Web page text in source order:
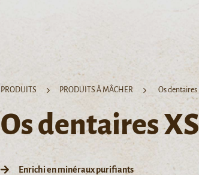
PRODUITS PRODUITS À MÂCHER Os dentaires
Os dentaires XS
Enrichi en minéraux purifiants